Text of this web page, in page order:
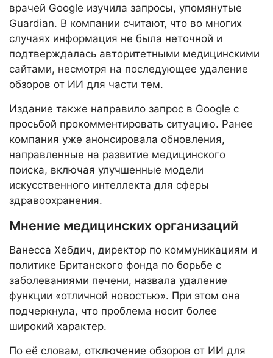
врачей Google изучила запросы, упомянутые
Guardian. В компании считают, что во многих
случаях информация не была неточной и
подтверждалась авторитетными медицинскими
сайтами, несмотря на последующее удаление
обзоров от ИИ для части тем.
Издание также направило запрос в Google с
просьбой прокомментировать ситуацию. Ранее
компания уже анонсировала обновления,
направленные на развитие медицинского
поиска, включая улучшенные модели
искусственного интеллекта для сферы
здравоохранения.
Мнение медицинских организаций
Ванесса Хебдич, директор по коммуникациям и
политике Британского фонда по борьбе с
заболеваниями печени, назвала удаление
функции «отличной новостью». При этом она
подчеркнула, что проблема носит более
широкий характер.
По её словам, отключение обзоров от ИИ для